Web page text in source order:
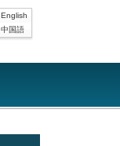
English
中国語